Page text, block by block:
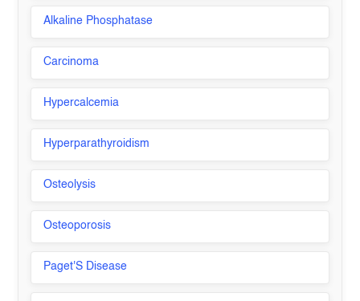
Alkaline Phosphatase
Carcinoma
Hypercalcemia
Hyperparathyroidism
Osteolysis
Osteoporosis
Paget'S Disease